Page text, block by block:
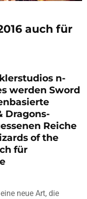
auch für
n-
werden Sword
Dragons-
Reiche
of the
für
neue Art, die